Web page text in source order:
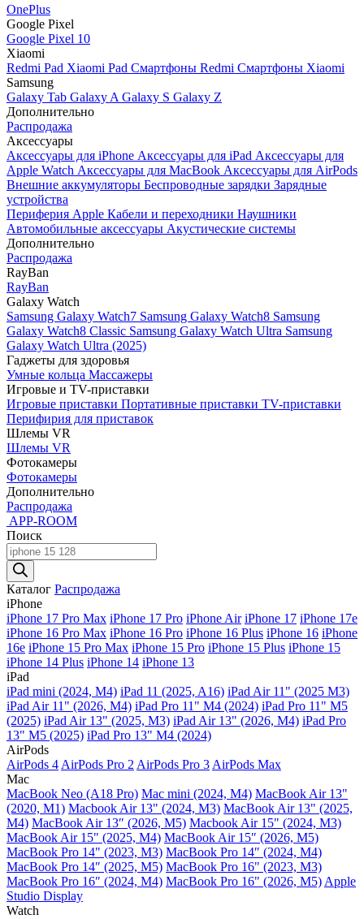
OnePlus
Google Pixel
Google Pixel 10
Xiaomi
Redmi Pad Xiaomi Pad Смартфоны Redmi Смартфоны Xiaomi
Samsung
Galaxy Tab Galaxy A Galaxy S Galaxy Z
Дополнительно
Распродажа
Аксессуары
Аксессуары для iPhone Аксессуары для iPad Аксессуары для
Apple Watch Аксессуары для MacBook Аксессуары для AirPods
Внешние аккумуляторы Беспроводные зарядки Зарядные
устройства
Периферия Apple Кабели и переходники Наушники
Автомобильные аксессуары Акустические системы
Дополнительно
Распродажа
RayBan
RayBan
Galaxy Watch
Samsung Galaxy Watch7 Samsung Galaxy Watch8 Samsung
Galaxy Watch8 Classic Samsung Galaxy Watch Ultra Samsung
Galaxy Watch Ultra (2025)
Гаджеты для здоровья
Умные кольца Массажеры
Игровые и TV-приставки
Игровые приставки Портативные приставки TV-приставки
Перифирия для приставок
Шлемы VR
Шлемы VR
Фотокамеры
Фотокамеры
Дополнительно
Распродажа
APP-ROOM
Поиск
Поиск
товаров
Каталог Распродажа
iPhone
iPhone 17 Pro Max iPhone 17 Pro iPhone Air iPhone 17 iPhone 17e
iPhone 16 Pro Max iPhone 16 Pro iPhone 16 Plus iPhone 16 iPhone
16e iPhone 15 Pro Max iPhone 15 Pro iPhone 15 Plus iPhone 15
iPhone 14 Plus iPhone 14 iPhone 13
iPad
iPad mini (2024, M4) iPad 11 (2025, A16) iPad Air 11" (2025 M3)
iPad Air 11" (2026, M4) iPad Pro 11" M4 (2024) iPad Pro 11" M5
(2025) iPad Air 13" (2025, M3) iPad Air 13" (2026, M4) iPad Pro
13" M5 (2025) iPad Pro 13" M4 (2024)
AirPods
AirPods 4 AirPods Pro 2 AirPods Pro 3 AirPods Max
Mac
MacBook Neo (A18 Pro) Mac mini (2024, M4) MacBook Air 13"
(2020, M1) Macbook Air 13" (2024, M3) MacBook Air 13" (2025,
M4) MacBook Air 13″ (2026, M5) Macbook Air 15" (2024, M3)
MacBook Air 15" (2025, M4) MacBook Air 15″ (2026, M5)
MacBook Pro 14" (2023, M3) MacBook Pro 14″ (2024, M4)
MacBook Pro 14″ (2025, M5) MacBook Pro 16" (2023, M3)
MacBook Pro 16″ (2024, M4) MacBook Pro 16" (2026, M5) Apple
Studio Display
Watch